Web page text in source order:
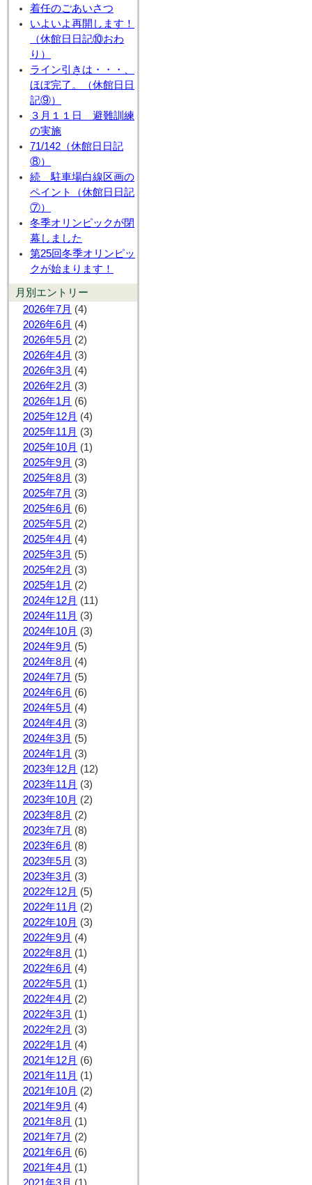
着任のごあいさつ
いよいよ再開します！
（休館日日記⑩おわ
り）
ライン引きは・・・、
ほぼ完了。（休館日日
記⑨）
３月１１日 避難訓練
の実施
71/142（休館日日記
⑧）
続 駐車場白線区画の
ペイント（休館日日記
⑦）
冬季オリンピックが閉
幕しました
第25回冬季オリンピッ
クが始まります！
月別エントリー
2026年7月 (4)
2026年6月 (4)
2026年5月 (2)
2026年4月 (3)
2026年3月 (4)
2026年2月 (3)
2026年1月 (6)
2025年12月 (4)
2025年11月 (3)
2025年10月 (1)
2025年9月 (3)
2025年8月 (3)
2025年7月 (3)
2025年6月 (6)
2025年5月 (2)
2025年4月 (4)
2025年3月 (5)
2025年2月 (3)
2025年1月 (2)
2024年12月 (11)
2024年11月 (3)
2024年10月 (3)
2024年9月 (5)
2024年8月 (4)
2024年7月 (5)
2024年6月 (6)
2024年5月 (4)
2024年4月 (3)
2024年3月 (5)
2024年1月 (3)
2023年12月 (12)
2023年11月 (3)
2023年10月 (2)
2023年8月 (2)
2023年7月 (8)
2023年6月 (8)
2023年5月 (3)
2023年3月 (3)
2022年12月 (5)
2022年11月 (2)
2022年10月 (3)
2022年9月 (4)
2022年8月 (1)
2022年6月 (4)
2022年5月 (1)
2022年4月 (2)
2022年3月 (1)
2022年2月 (3)
2022年1月 (4)
2021年12月 (6)
2021年11月 (1)
2021年10月 (2)
2021年9月 (4)
2021年8月 (1)
2021年7月 (2)
2021年6月 (6)
2021年4月 (1)